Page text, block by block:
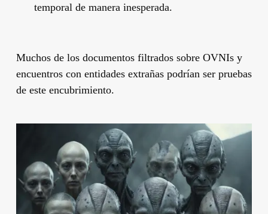
temporal de manera inesperada.
Muchos de los documentos filtrados sobre OVNIs y
encuentros con entidades extrañas podrían ser pruebas
de este encubrimiento.